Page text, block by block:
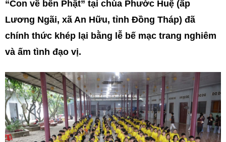
“Con về bên Phật” tại chùa Phước Huệ (ấp
Lương Ngãi, xã An Hữu, tỉnh Đồng Tháp) đã
chính thức khép lại bằng lễ bế mạc trang nghiêm
và ấm tình đạo vị.